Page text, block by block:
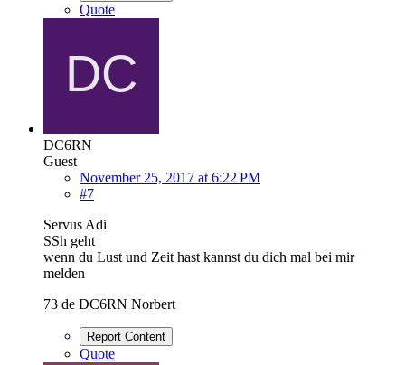
Quote
DC6RN
Guest
November 25, 2017 at 6:22 PM
#7
Servus Adi
SSh geht
wenn du Lust und Zeit hast kannst du dich mal bei mir
melden
73 de DC6RN Norbert
Report Content
Quote